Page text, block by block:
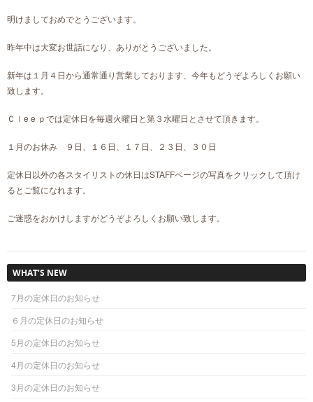
明けましておめでとうございます。
昨年中は大変お世話になり、ありがとうございました。
新年は１月４日から通常通り営業しております、今年もどうぞよろしくお願い
致します。
Ｃｌe e ｐでは定休日を毎週火曜日と第３水曜日とさせて頂きます。
１月のお休み ９日、１６日、１７日、２３日、３０日
定休日以外の各スタイリストの休日はSTAFFページの写真をクリックして頂け
るとご覧になれます。
ご迷惑をおかけしますがどうぞよろしくお願い致します。
WHAT’S NEW
7月の定休日のお知らせ
６月の定休日のお知らせ
5月の定休日のお知らせ
4月の定休日のお知らせ
3月の定休日のお知らせ